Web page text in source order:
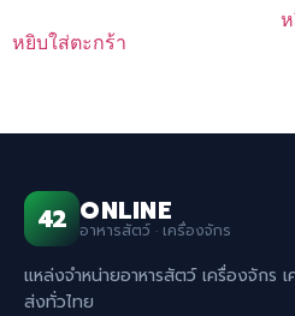
was:
หยิบใส่ตะกร้า
42 ONLINE
อาหารสัตว์ · เครื่องจักร
แหล่งจำหน่ายอาหารสัตว์ เครื่องจักร
ส่งทั่วไทย